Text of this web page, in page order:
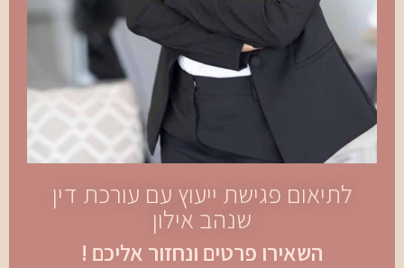
לתיאום פגישת ייעוץ עם עורכת דין
שנהב אילון
השאירו פרטים ונחזור אליכם !